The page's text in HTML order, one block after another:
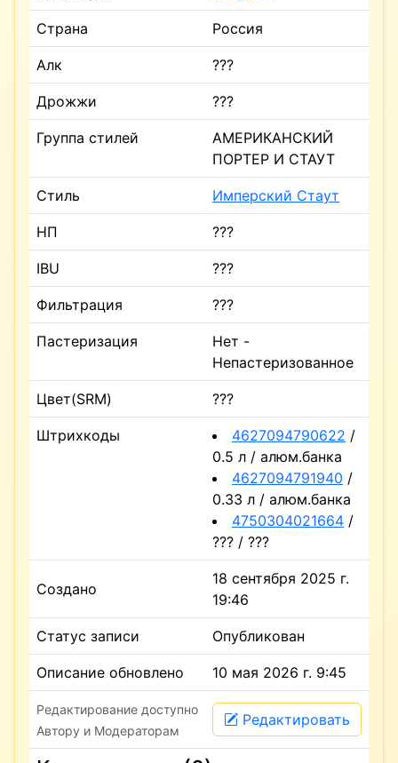
Страна Россия
Алк ???
Дрожжи ???
Группа стилей
АМЕРИКАНСКИЙ
ПОРТЕР И СТАУТ
Стиль Имперский Стаут
НП ???
IBU ???
Фильтрация ???
Пастеризация
Нет -
Непастеризованное
Цвет(SRM) ???
Штрихкоды 4627094790622 /
0.5 л / алюм.банка
4627094791940 /
0.33 л / алюм.банка
4750304021664 /
??? / ???
Создано
18 сентября 2025 г.
19:46
Статус записи Опубликован
Описание обновлено 10 мая 2026 г. 9:45
Редактирование доступно
Автору и Модераторам
Редактировать